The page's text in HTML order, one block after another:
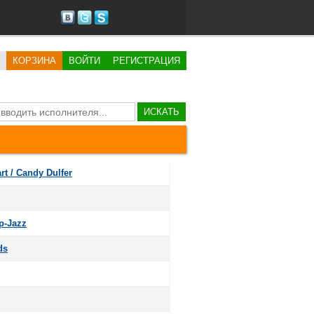
КОРЗИНА ВОЙТИ РЕГИСТРАЦИЯ
ИСКАТЬ
/ Candy Dulfer
Jazz